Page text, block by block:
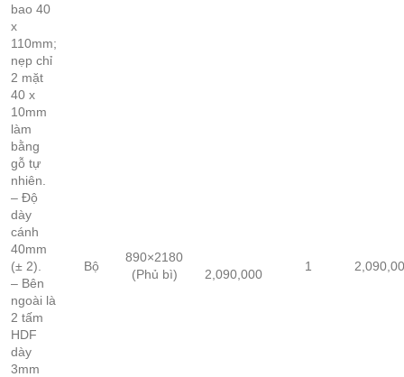
bao 40
x
110mm;
nẹp chỉ
2 mặt
40 x
10mm
làm
bằng
gỗ tự
nhiên.
– Độ
dày
cánh
40mm
(± 2).
– Bên
ngoài là
2 tấm
HDF
dày
3mm
Bộ
890×2180
(Phủ bì)
2,090,000
1